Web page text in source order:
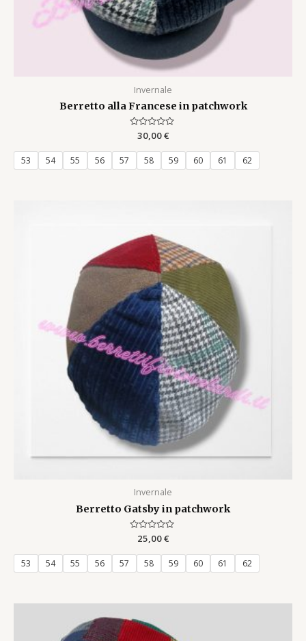
Invernale
Berretto alla Francese in patchwork
Rated
out
30,00€
53 54 55 56 57 58 59 60 61 62
Invernale
Berretto Gatsby in patchwork
Rated
out
25,00€
53 54 55 56 57 58 59 60 61 62